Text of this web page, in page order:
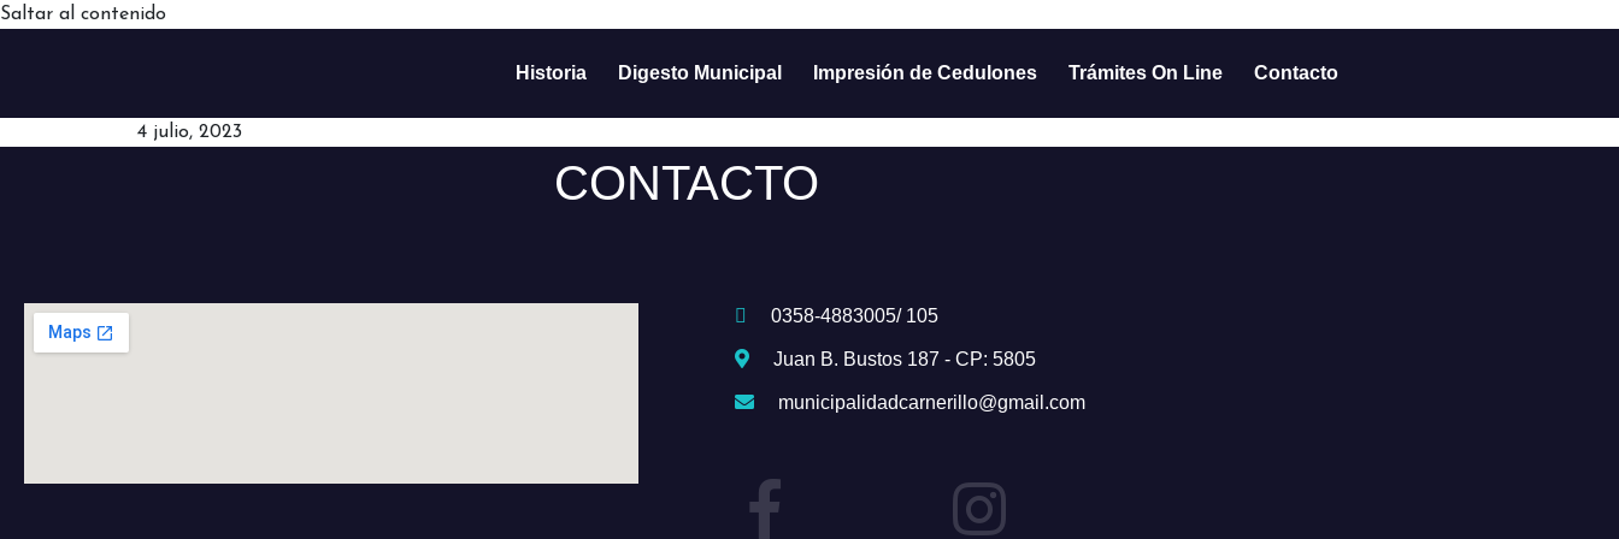
Saltar al contenido
Historia Digesto Municipal Impresión de Cedulones Trámites On Line Contacto
4 julio, 2023
CONTACTO
0358-4883005/ 105
Juan B. Bustos 187 - CP: 5805
municipalidadcarnerillo@gmail.com